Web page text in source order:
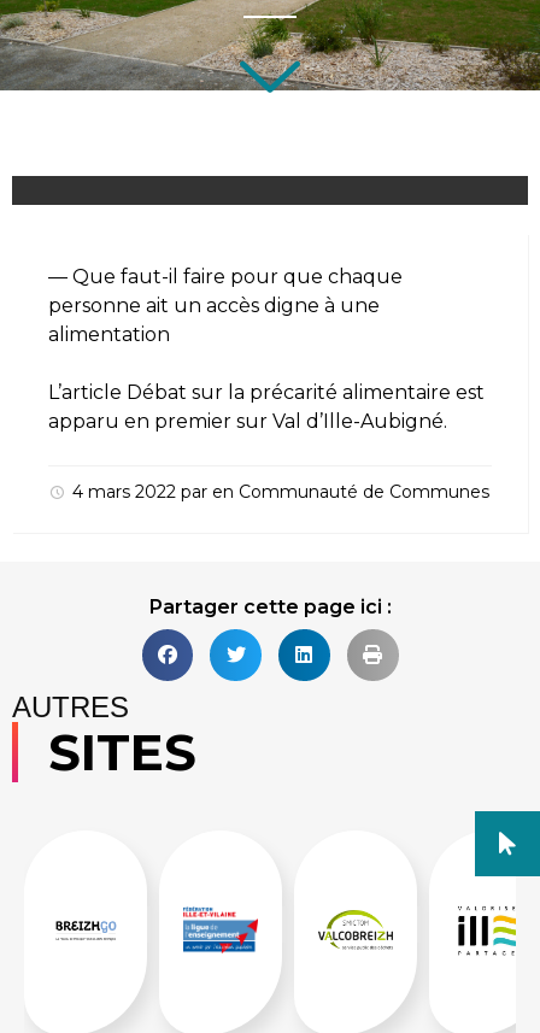
— Que faut-il faire pour que chaque
personne ait un accès digne à une
alimentation
L’article Débat sur la précarité alimentaire est
apparu en premier sur Val d’Ille-Aubigné.
4 mars 2022 par en Communauté de Communes
Partager cette page ici :
AUTRES
SITES